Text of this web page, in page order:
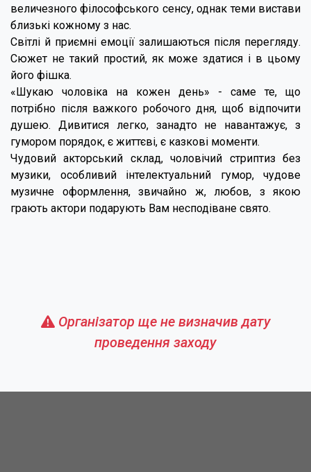
величезного філософського сенсу, однак теми вистави
близькі кожному з нас.
Світлі й приємні емоції залишаються після перегляду.
Сюжет не такий простий, як може здатися і в цьому
його фішка.
«Шукаю чоловіка на кожен день» - саме те, що
потрібно після важкого робочого дня, щоб відпочити
душею. Дивитися легко, занадто не навантажує, з
гумором порядок, є життєві, є казкові моменти.
Чудовий акторський склад, чоловічий стриптиз без
музики, особливий інтелектуальний гумор, чудове
музичне оформлення, звичайно ж, любов, з якою
грають актори подарують Вам несподіване свято.
Організатор ще не визначив дату
проведення заходу